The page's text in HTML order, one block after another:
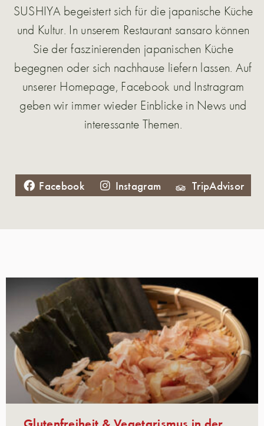
SUSHIYA begeistert sich für die japanische Küche
und Kultur. In unserem Restaurant sansaro können
Sie der faszinierenden japanischen Küche
begegnen oder sich nachhause liefern lassen. Auf
unserer Homepage, Facebook und Instragram
geben wir immer wieder Einblicke in News und
interessante Themen.
Facebook Instagram TripAdvisor